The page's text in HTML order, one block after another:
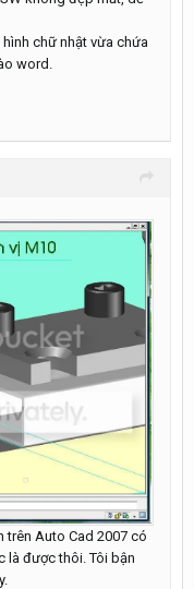
chữ nhật vừa chứa
word.
trên Auto Cad 2007 có
là được thôi. Tôi bận